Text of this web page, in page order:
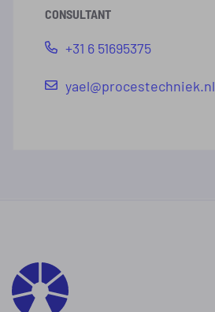
CONSULTANT
+31 6 51695375
yael@procestechniek.nl